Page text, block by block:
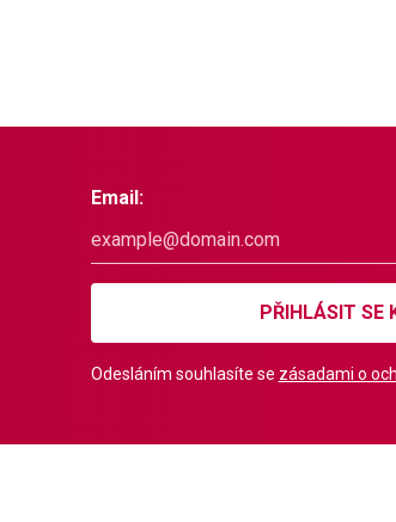
Email:
PŘIHLÁSIT SE
Odesláním souhlasíte se zásadami o